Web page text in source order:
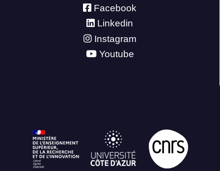
Facebook
Linkedin
Instagram
Youtube